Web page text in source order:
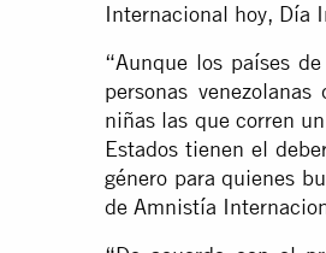
Internacional hoy, Día
“Aunque los países
personas
niñas las que corren
Estados tienen el
género para quienes
de Amnistía